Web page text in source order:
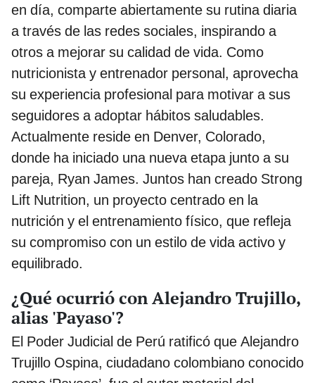
en día, comparte abiertamente su rutina diaria
a través de las redes sociales, inspirando a
otros a mejorar su calidad de vida. Como
nutricionista y entrenador personal, aprovecha
su experiencia profesional para motivar a sus
seguidores a adoptar hábitos saludables.
Actualmente reside en Denver, Colorado,
donde ha iniciado una nueva etapa junto a su
pareja, Ryan James. Juntos han creado Strong
Lift Nutrition, un proyecto centrado en la
nutrición y el entrenamiento físico, que refleja
su compromiso con un estilo de vida activo y
equilibrado.
¿Qué ocurrió con Alejandro Trujillo,
alias 'Payaso'?
El Poder Judicial de Perú ratificó que Alejandro
Trujillo Ospina, ciudadano colombiano conocido